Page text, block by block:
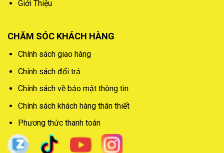
Giới Thiệu
CHĂM SÓC KHÁCH HÀNG
Chính sách giao hàng
Chính sách đổi trả
Chính sách về bảo mật thông tin
Chính sách khách hàng thân thiết
Phương thức thanh toán